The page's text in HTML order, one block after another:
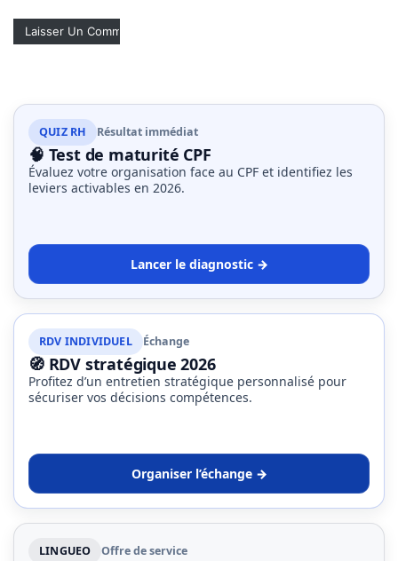
QUIZ RH Résultat immédiat
🧠 Test de maturité CPF
Évaluez votre organisation face au CPF et identifiez les
leviers activables en 2026.
Lancer le diagnostic →
RDV INDIVIDUEL Échange
🧭 RDV stratégique 2026
Profitez d’un entretien stratégique personnalisé pour
sécuriser vos décisions compétences.
Organiser l’échange →
LINGUEO Offre de service